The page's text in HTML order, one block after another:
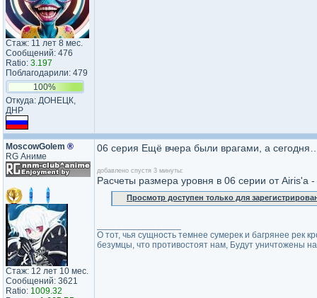
Стаж: 11 лет 8 мес.
Сообщений: 476
Ratio: 3.197
Поблагодарили: 479
100%
Откуда: ДОНЕЦК,
ДНР
MoscowGolem ®
RG Аниме
Стаж: 12 лет 10 мес.
Сообщений: 3621
Ratio: 1009.32
06 серия Ещё вчера были врагами, а
добавлено спустя 3 минуты:
Расчеты размера уровня в 06 серии от Airis'a
Просмотр доступен только для
О тот, чья сущность темнее сумерек и багрянее рек
безумцы, что противостоят нам, Будут уничтожены